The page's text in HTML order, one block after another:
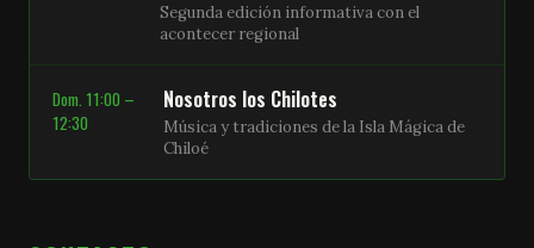
Segunda edición informativa con el
acontecer regional
Dom. 11:00 –
12:30
Nosotros los Chilotes
Música y tradiciones de la Isla Mágica de
Chiloé